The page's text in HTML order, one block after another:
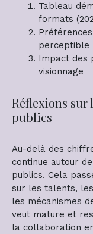
Tableau
formats
perceptible
Impact des
visionnage
Réflexions sur
publics
Au-delà des
continue autour
publics. Cela
sur les talents,
les mécanismes
veut mature et
la collaboration